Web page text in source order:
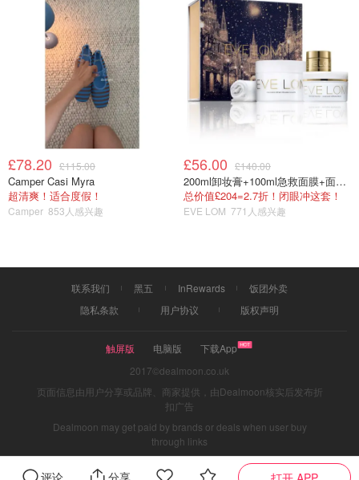
£78.20 £115.00
Camper Casi Myra
超清爽！适合度假！
Camper 853人感兴趣
£56.00 £140.00
200ml卸妆膏+100ml急救面膜+面霜+洁颜布
总价值£204=2.7折！闭眼冲这套！
EVE LOM 771人感兴趣
评论 分享
联系我们 黑五 InRewards
饭团外卖
隐私条款
用户协议 版权声明
触屏版 电脑版
下载App
2017©dealmoon.co.uk
页面信息由用户分享或品牌、商家提供，由Dealmoon核实后发布折
扣广告
Dealmoon may get paid by brands or deals when user buy
through links